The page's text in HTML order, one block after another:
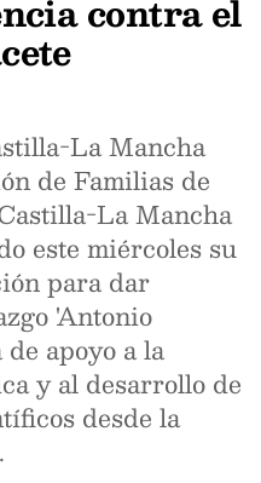
contra el
La Mancha
de Familias de
La Mancha
este miércoles su
para dar
'Antonio
apoyo a la
y al desarrollo de
desde la